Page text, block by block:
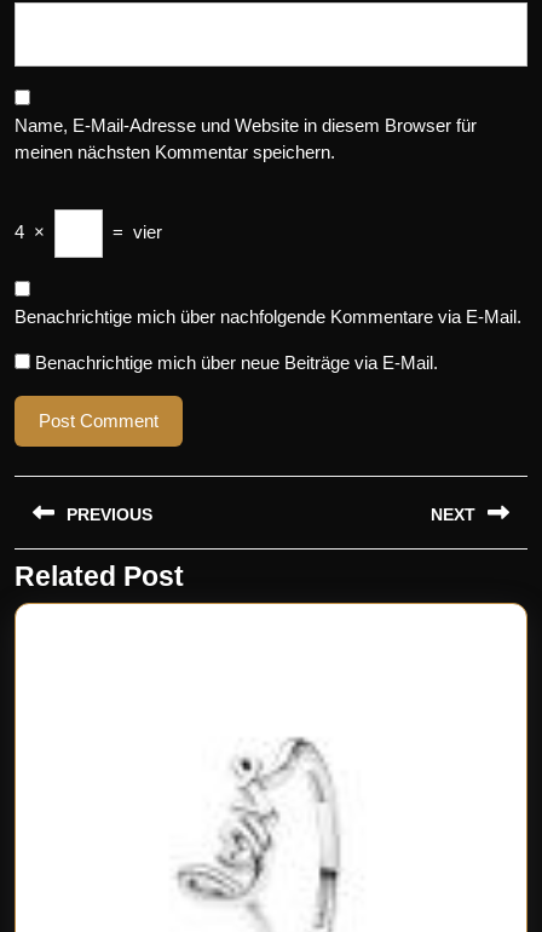
Name, E-Mail-Adresse und Website in diesem Browser für
meinen nächsten Kommentar speichern.
4 × = vier
Benachrichtige mich über nachfolgende Kommentare via E-Mail.
Benachrichtige mich über neue Beiträge via E-Mail.
Beitragsnavigation
PREVIOUS
Previous
post:
NEXT
post:
Related Post